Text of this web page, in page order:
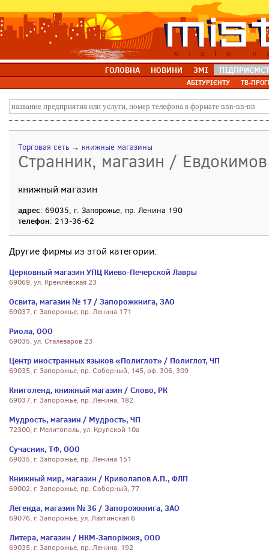
ГОЛОВНА НОВИНИ ЗМІ
АБІТУРІЄНТУ ТВ-
Торговая сеть → книжные магазины
Странник, магазин /
книжный магазин
адрес: 69035, г. Запорожье, пр. Ленина 190
телефон: 213-36-62
Другие фирмы из этой категории:
Церковный магазин УПЦ Киево-Печерской Лавры
69069, ул. Кремлёвская 23
Освита, магазин № 17 / Запорожкнига, ЗАО
69037, г. Запорожье, пр. Ленина 171
Риола, ООО
69035, ул. Сталеваров 23
Центр иностранных языков «Полиглот» / Полиглот, ЧП
69035, г. Запорожье, пр. Соборный, 145, оф. 306, 309
Книголенд, книжный магазин / Слово, РК
69037, г. Запорожье, пр. Ленина, 182
Мудрость, магазин / Мудрость, ЧП
72300, г. Мелитополь, ул. Крупской 10а
Сучасник, ТФ, ООО
69035, г. Запорожье, пр. Ленина 151
Книжный мир, магазин / Криволапов А.П., ФЛП
69002, г. Запорожье, пр. Соборный, 77
Легенда, магазин № 36 / Запорожкнига, ЗАО
69076, г. Запорожье, ул. Лахтинская 6
Литера, магазин / НКМ-Запоріжжя, ООО
69035, г. Запорожье, пр. Ленина, 192